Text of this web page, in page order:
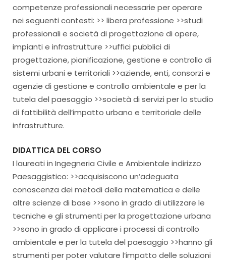
competenze professionali necessarie per operare
nei seguenti contesti: >> libera professione >>studi
professionali e società di progettazione di opere,
impianti e infrastrutture >>uffici pubblici di
progettazione, pianificazione, gestione e controllo di
sistemi urbani e territoriali >>aziende, enti, consorzi e
agenzie di gestione e controllo ambientale e per la
tutela del paesaggio >>società di servizi per lo studio
di fattibilità dell’impatto urbano e territoriale delle
infrastrutture.
DIDATTICA DEL CORSO
I laureati in Ingegneria Civile e Ambientale indirizzo
Paesaggistico: >>acquisiscono un’adeguata
conoscenza dei metodi della matematica e delle
altre scienze di base >>sono in grado di utilizzare le
tecniche e gli strumenti per la progettazione urbana
>>sono in grado di applicare i processi di controllo
ambientale e per la tutela del paesaggio >>hanno gli
strumenti per poter valutare l’impatto delle soluzioni